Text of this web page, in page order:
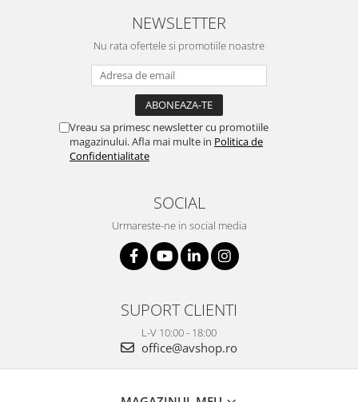
NEWSLETTER
Nu rata ofertele si promotiile noastre
Vreau sa primesc newsletter cu promotiile
magazinului. Afla mai multe in Politica de
Confidentialitate
SOCIAL
Urmareste-ne in social media
SUPORT CLIENTI
L-V 10:00 - 18:00
office@avshop.ro